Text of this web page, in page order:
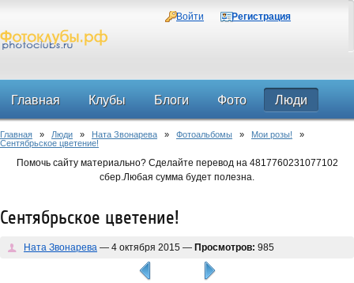
Войти Регистрация
Главная Клубы Блоги Фото Люди
Форум
Главная » Люди » Ната Звонарева » Фотоальбомы » Мои розы! »
Сентябрьское цветение!
Помочь сайту материально? Сделайте перевод на 4817760231077102
сбер.Любая сумма будет полезна.
Сентябрьское цветение!
Ната Звонарева — 4 октября 2015 — Просмотров: 985